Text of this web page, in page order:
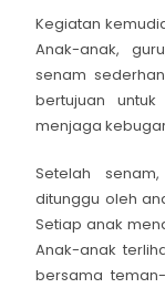
Kegiatan
Anak-anak,
senam
bertujuan
menjaga
Setelah
ditunggu oleh
Setiap anak
Anak-anak
bersama